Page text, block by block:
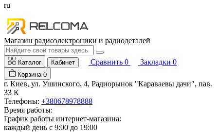
ru
Магазин радиоэлектроники и радиодеталей
Каталог Кабинет Сравнить 0 Закладки 0
Корзина 0
г. Киев, ул. Ушинского, 4, Радиорынок "Караваевы дачи", пав.
33 К
Телефоны: +380678978888
Время работы:
График работы интернет-магазина:
каждый день с 9:00 до 19:00